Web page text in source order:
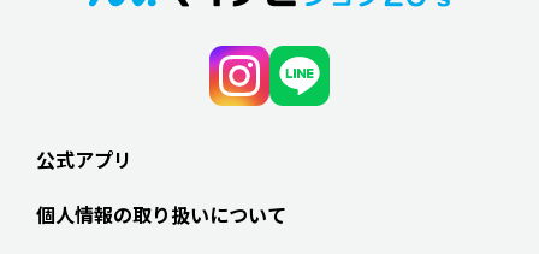
公式アプリ
個人情報の取り扱いについて